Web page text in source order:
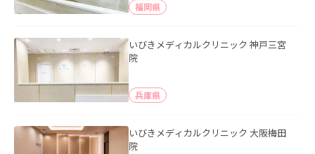
福岡県
いびきメディカルクリニック 神戸三宮
院
兵庫県
いびきメディカルクリニック 大阪梅田
院